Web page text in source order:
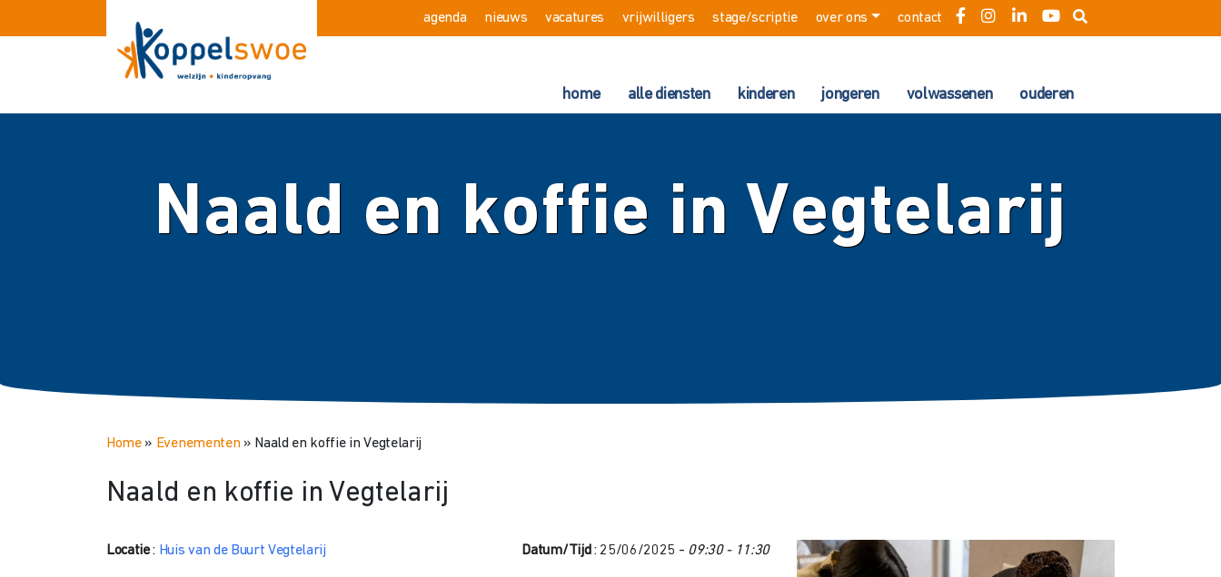
agenda nieuws vacatures vrijwilligers stage/scriptie over ons contact
home alle diensten kinderen jongeren volwassenen ouderen
Naald en koffie in Vegtelarij
Home» Evenementen» Naald en koffie in Vegtelarij
Naald en koffie in Vegtelarij
Locatie: Huis van de Buurt Vegtelarij Datum/Tijd : 25/06/2025 - 09:30 - 11:30